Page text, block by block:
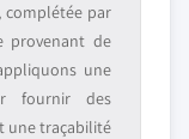
complétée par
provenant de
une
fournir des
une traçabilité